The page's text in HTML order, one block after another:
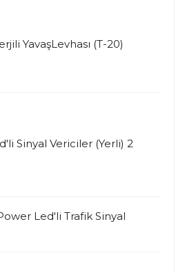
YavaşLevhası (T-20)
Sinyal Vericiler (Yerli) 2
Led'li Trafik Sinyal